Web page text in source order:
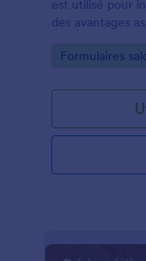
est utilisé pour
des avantages
faciaux et les
Formulaire de
gratuit pour
clients peuvent
sécurité sans
Personnalisez
Go to
Formulaires